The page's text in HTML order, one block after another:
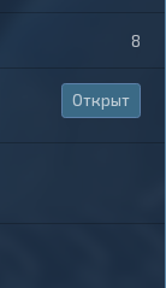
8
Открыт